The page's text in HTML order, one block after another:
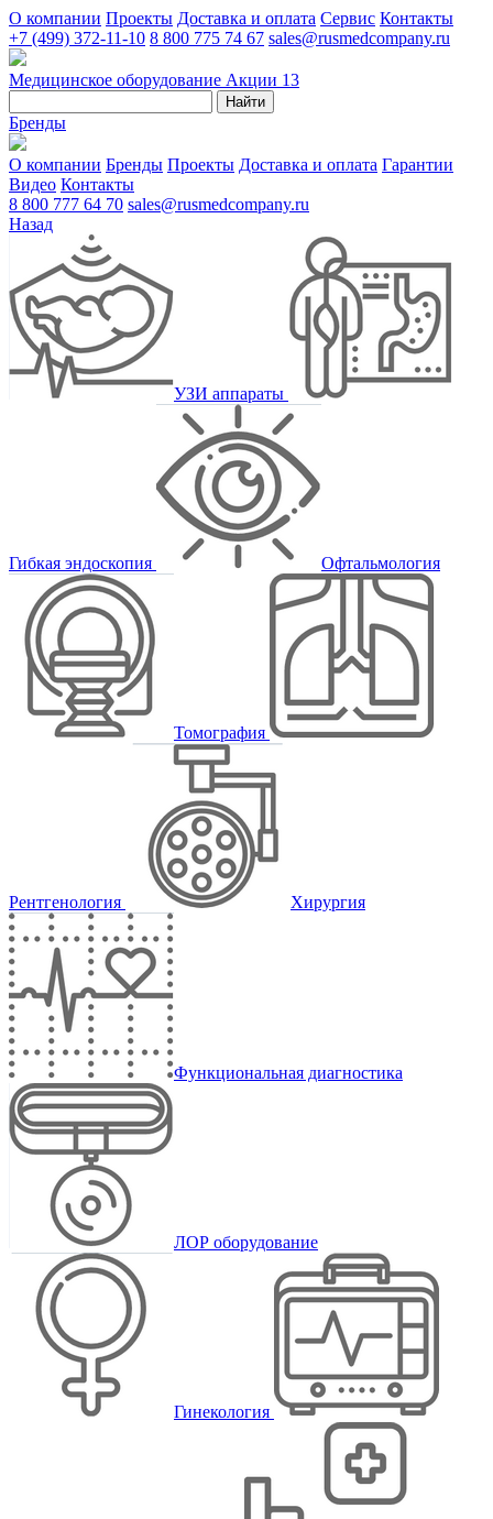
О компании Проекты Доставка и оплата Сервис Контакты
+7 (499) 372-11-10 8 800 775 74 67 sales@rusmedcompany.ru
Медицинское оборудование Акции 13
Найти
Бренды
О компании Бренды Проекты Доставка и оплата Гарантии
Видео Контакты
8 800 777 64 70 sales@rusmedcompany.ru
Назад
УЗИ аппараты
Гибкая эндоскопия Офтальмология
Томография
Рентгенология Хирургия
Функциональная диагностика
ЛОР оборудование
Гинекология